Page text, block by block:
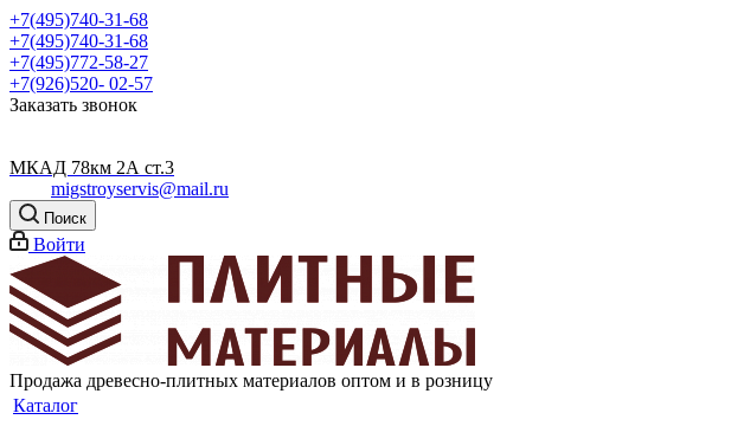
+7(495)740-31-68
+7(495)740-31-68
+7(495)772-58-27
+7(926)520- 02-57
Заказать звонок
МКАД 78км 2А ст.3
migstroyservis@mail.ru
Поиск
Войти
Продажа древесно-плитных материалов оптом и в розницу
Каталог